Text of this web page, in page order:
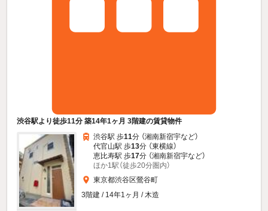
渋谷駅より徒歩11分 築14年1ヶ月 3階建の賃貸物件
渋谷駅 歩11分 （湘南新宿宇など）
代官山駅 歩13分 （東横線）
恵比寿駅 歩17分 （湘南新宿宇など）
ほか1駅（徒歩20分圏内）
東京都渋谷区鶯谷町
3階建 / 14年1ヶ月 / 木造